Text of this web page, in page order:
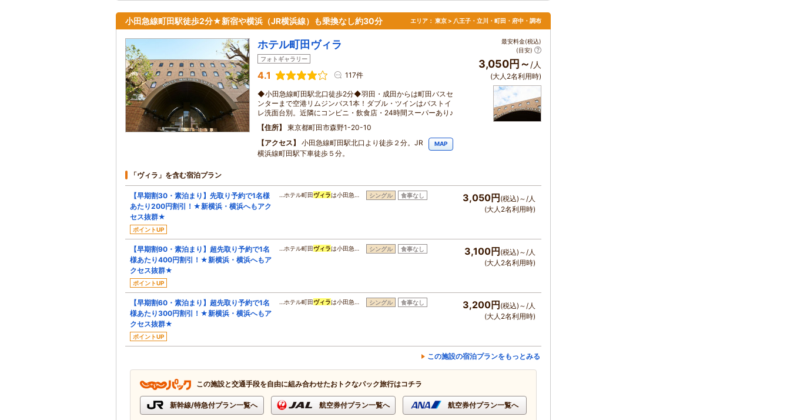
小田急線町田駅徒歩2分★新宿や横浜（JR横浜線）も乗換なし約30分 エリア： 東京 > 八王子・立川・町田・府中・調布
ホテル町田ヴィラ
フォトギャラリー
4.1 117件
◆小田急線町田駅北口徒歩2分◆羽田・成田からは町田バスセ
ンターまで空港リムジンバス1本！ダブル・ツインはバストイ
レ洗面台別。近隣にコンビニ・飲食店・24時間スーパーあり♪
住所
東京都町田市森野1-20-10
アクセス
小田急線町田駅北口より徒歩２分。JR
横浜線町田駅下車徒歩５分。
MAP
最安料金(税込)
(目安)
3,050円～ /人
(大人2名利用時)
「ヴィラ」を含む宿泊プラン
【早期割30・素泊まり】先取り予約で1名様
あたり200円割引！★新横浜・横浜へもアク
セス抜群★
ポイントUP
…ホテル町田ヴィラは小田急… シングル 食事なし 3,050円 (税込)～/人
(大人2名利用時)
【早期割90・素泊まり】超先取り予約で1名
様あたり400円割引！★新横浜・横浜へもア
クセス抜群★
ポイントUP
…ホテル町田ヴィラは小田急… シングル 食事なし 3,100円 (税込)～/人
(大人2名利用時)
【早期割60・素泊まり】超先取り予約で1名
様あたり300円割引！★新横浜・横浜へもア
クセス抜群★
ポイントUP
…ホテル町田ヴィラは小田急… シングル 食事なし 3,200円 (税込)～/人
(大人2名利用時)
この施設の宿泊プランをもっとみる
この施設と交通手段を自由に組み合わせたおトクなパック旅行はコチラ
新幹線/特急付プラン一覧へ 航空券付プラン一覧へ 航空券付プラン一覧へ